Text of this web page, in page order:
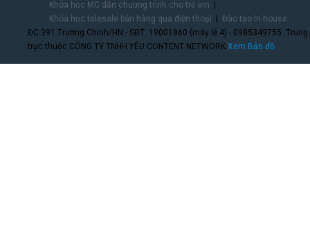
Khóa học MC dẫn chương trình cho trẻ em
Khóa học telesale bán hàng qua điện thoại
Đào tạo In-house
ĐC:391 Trường Chinh/HN - SĐT: 19001860 (máy lẻ 4) - 0985349755.
trực thuộc CÔNG TY TNHH YÊU CONTENT NETWORK. Xem Bản đồ